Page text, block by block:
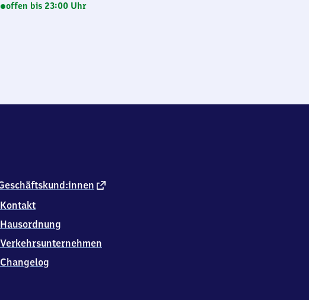
offen bis 23:00 Uhr
externer
Kontakt
Hausordnung
Verkehrsunternehmen
Changelog